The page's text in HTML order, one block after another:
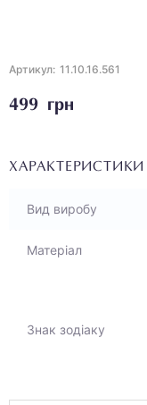
Артикул: 11.10.16.561
499 грн
ХАРАКТЕРИСТИКИ
Вид виробу
Матеріал
Знак зодіаку